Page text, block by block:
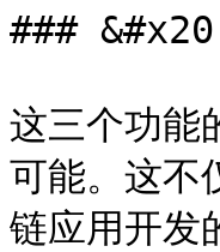
###
这三个功能
可能。这不
链应用开发